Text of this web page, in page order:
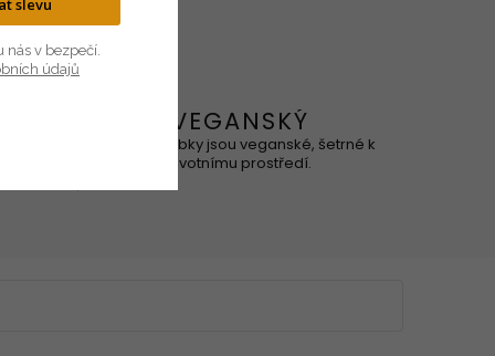
VEGANSKÝ
Naše výrobky jsou veganské, šetrné k
životnímu prostředí.
nás v bezpečí.
údajů